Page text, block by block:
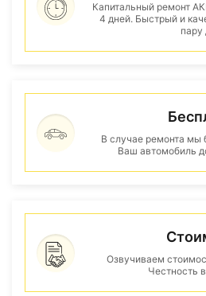
Капитальный ремонт
4 дней. Быстрый и
пару
В случае ремонта мы
Ваш автомобиль
Озвучиваем
Честность